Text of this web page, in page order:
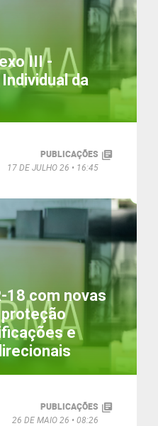
III -
da
PUBLICAÇÕES
17 DE JULHO 26
16:45
18 com novas
e
PUBLICAÇÕES
26 DE MAIO 26
08:26